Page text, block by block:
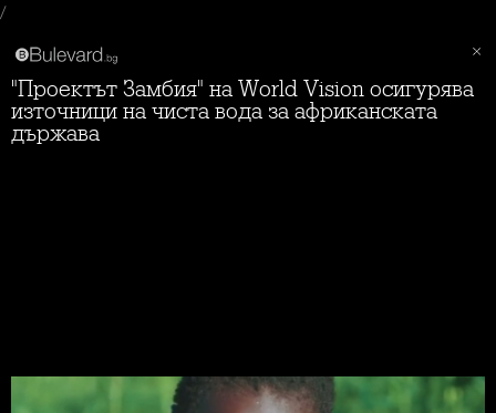
/
"Проектът Замбия" на World Vision осигурява
източници на чиста вода за африканската
държава